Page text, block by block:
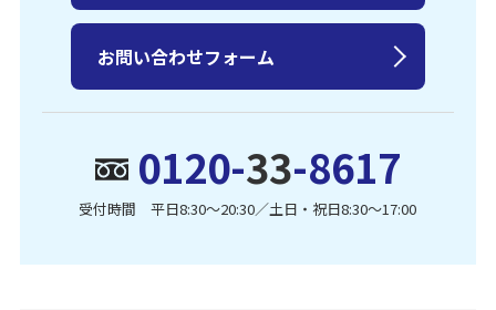
0120-33-8617
受付時間 平日8:30〜20:30／土日・祝日8:30〜17:00
お問い合わせフォーム